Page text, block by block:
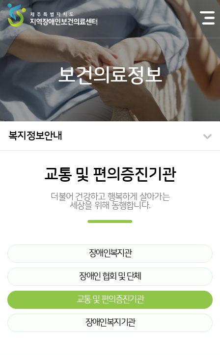
문
로
기
보건의료정보
복지정보안내
교통 및 편의증진기관
더불어 건강하고 행복하게 살아가는
세상을 위해 동행합니다.
장애인복지관
장애인 협회 및 단체
교통 및 편의증진기관
장애인복지기관